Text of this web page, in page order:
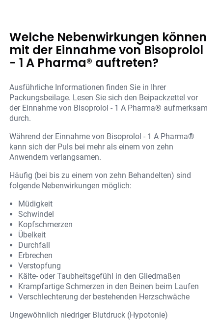
Welche Nebenwirkungen können
mit der Einnahme von Bisoprolol
- 1 A Pharma® auftreten?
Ausführliche Informationen finden Sie in Ihrer
Packungsbeilage. Lesen Sie sich den Beipackzettel vor
der Einnahme von Bisoprolol - 1 A Pharma® aufmerksam
durch.
Während der Einnahme von Bisoprolol - 1 A Pharma®
kann sich der Puls bei mehr als einem von zehn
Anwendern verlangsamen.
Häufig (bei bis zu einem von zehn Behandelten) sind
folgende Nebenwirkungen möglich:
Müdigkeit
Schwindel
Kopfschmerzen
Übelkeit
Durchfall
Erbrechen
Verstopfung
Kälte- oder Taubheitsgefühl in den Gliedmaßen
Krampfartige Schmerzen in den Beinen beim Laufen
Verschlechterung der bestehenden Herzschwäche
Ungewöhnlich niedriger Blutdruck (Hypotonie)